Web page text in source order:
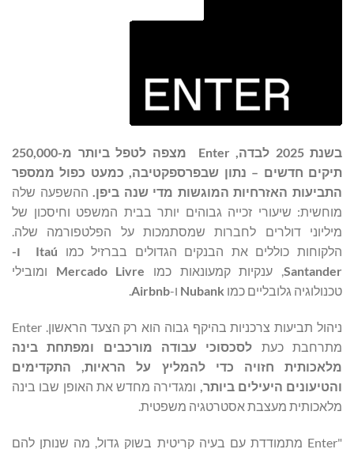
בשנת 2025 לבדה, Enter
מצפה לטפל ביותר מ-250,000
תיקים חדשים – נתון שבפרספקטיבה, כמעט כפול ממספר
התביעות האזרחיות המוגשות מדי שנה ביפן. ההשפעה שלה
מוחשית: שיעורי זכייה גבוהים יותר בבית המשפט וחיסכון של
מיליוני דולרים לחברות שמסתמכות על הפלטפורמה שלה.
הלקוחות כוללים את הבנקים הגדולים בברזיל כמו Itaú
ו-
Santander, ענקיות קמעונאות כמו Mercado Livre
ומובילי
טכנולוגיה גלובליים כמו Nubank ו-Airbnb
.
ניהול תביעות צרכניות בהיקף גבוה הוא רק הצעד הראשון. Enter
מתרחבת כעת לסכסוכי עבודה מורכבים
ומפתחת בינה
מלאכותית חזויה כדי להמליץ על הראיות, התקדימים
והטיעונים היעילים ביותר, ומגדירה מחדש את האופן שבו בינה
מלאכותית מעצבת אסטרטגיה משפטית.
"Enter מתמודדת עם בעיה קריטית בשוק גדול, מה שנותן להם